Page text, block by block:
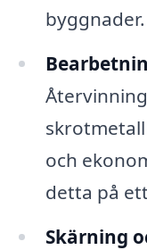
byggnader.
och
detta på
Skärning